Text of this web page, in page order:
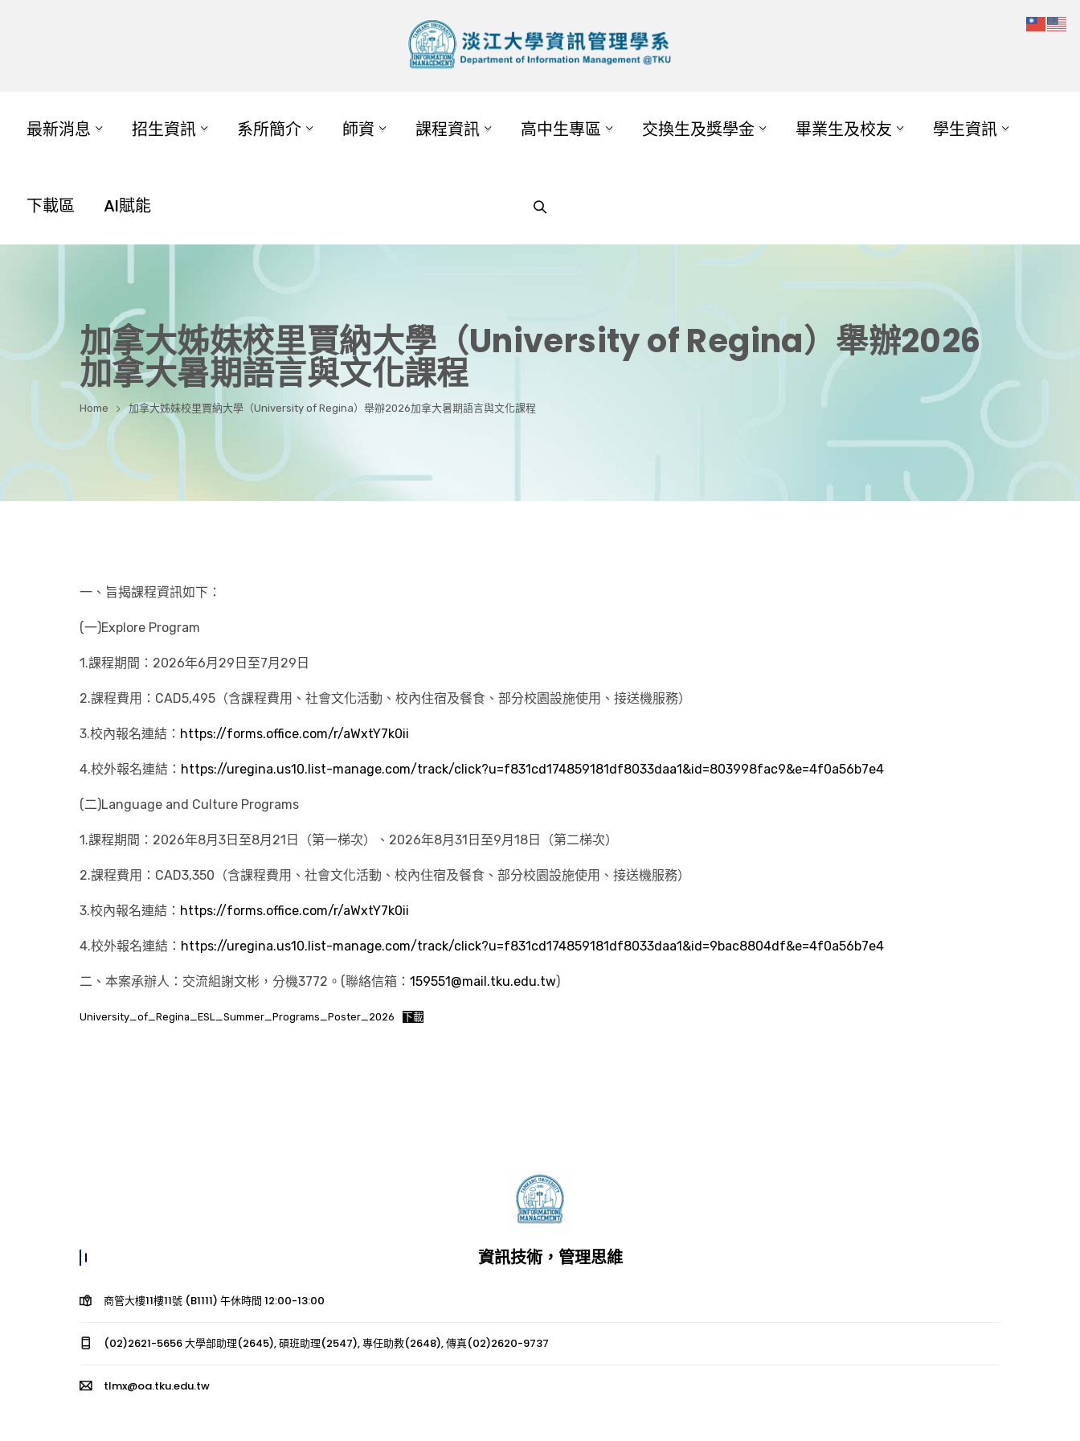
最新消息 招生資訊 系所簡介 師資 課程資訊 高中生專區 交換生及獎學金 畢業生及校友 學生資訊
下載區 AI賦能
加拿大姊妹校里賈納大學（University of Regina）舉辦2026
加拿大暑期語言與文化課程
Home 加拿大姊妹校里賈納大學（University of Regina）舉辦2026加拿大暑期語言與文化課程
一、旨揭課程資訊如下：
(一)Explore Program
1.課程期間：2026年6月29日至7月29日
2.課程費用：CAD5,495（含課程費用、社會文化活動、校內住宿及餐食、部分校園設施使用、接送機服務）
3.校內報名連結： https://forms.office.com/r/aWxtY7k0ii
4.校外報名連結： https://uregina.us10.list-manage.com/track/click?u=f831cd174859181df8033daa1&id=803998fac9&e=4f0a56b7e4
(二)Language and Culture Programs
1.課程期間：2026年8月3日至8月21日（第一梯次）、2026年8月31日至9月18日（第二梯次）
2.課程費用：CAD3,350（含課程費用、社會文化活動、校內住宿及餐食、部分校園設施使用、接送機服務）
3.校內報名連結： https://forms.office.com/r/aWxtY7k0ii
4.校外報名連結： https://uregina.us10.list-manage.com/track/click?u=f831cd174859181df8033daa1&id=9bac8804df&e=4f0a56b7e4
二、本案承辦人：交流組謝文彬，分機3772。(聯絡信箱： 159551@mail.tku.edu.tw)
University_of_Regina_ESL_Summer_Programs_Poster_2026 下載
資訊技術，管理思維
商管大樓11樓11號 (B1111) 午休時間 12:00-13:00
(02)2621-5656 大學部助理(2645), 碩班助理(2547), 專任助教(2648), 傳真(02)2620-9737
tlmx@oa.tku.edu.tw